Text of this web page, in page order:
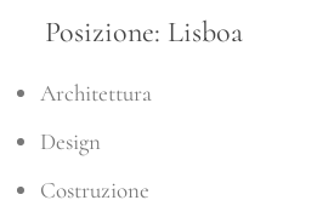
Posizione: Lisboa
Architettura
Design
Costruzione